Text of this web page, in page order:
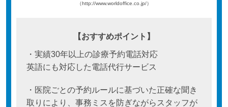
（http://www.worldoffice.co.jp/）
【おすすめポイント】
・実績30年以上の診療予約電話対応
英語にも対応した電話代行サービス
・医院ごとの予約ルールに基づいた正確な聞き
取りにより、事務ミスを防ぎながらスタッフが